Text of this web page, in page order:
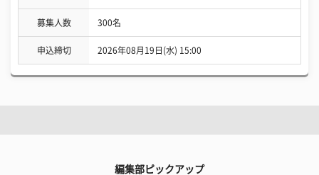
募集人数 300名
申込締切 2026年08月19日(水) 15:00
編集部ピックアップ